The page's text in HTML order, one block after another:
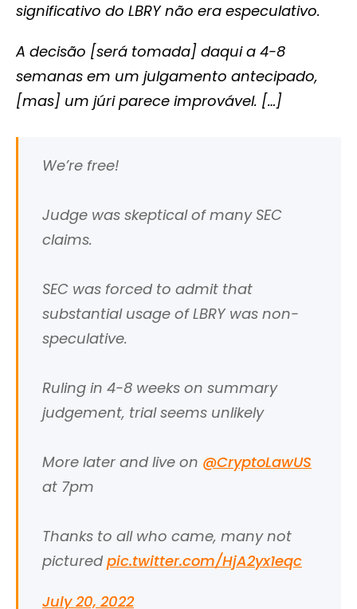
significativo do LBRY não era especulativo.
A decisão [será tomada] daqui a 4-8
semanas em um julgamento antecipado,
[mas] um júri parece improvável. […]
We’re free!
Judge was skeptical of many SEC
claims.
SEC was forced to admit that
substantial usage of LBRY was non-
speculative.
Ruling in 4-8 weeks on summary
judgement, trial seems unlikely
More later and live on @CryptoLawUS
at 7pm
Thanks to all who came, many not
pictured pic.twitter.com/HjA2yx1eqc
July 20, 2022